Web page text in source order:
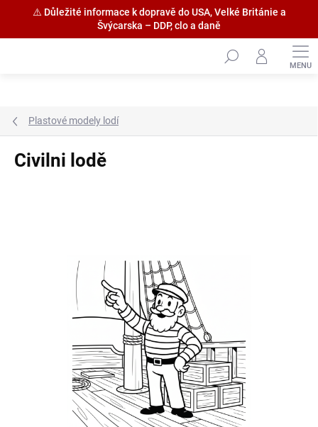
Plastové modely lodí
Civilni lodě
⚠️ Důležité informace k dopravě do USA, Velké Británie a
Švýcarska – DDP, clo a daně